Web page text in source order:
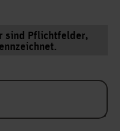
sind Pflichtfelder,